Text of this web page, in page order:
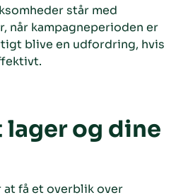
står med
når kampagneperioden er
blive en udfordring, hvis
lager og dine
få et overblik over